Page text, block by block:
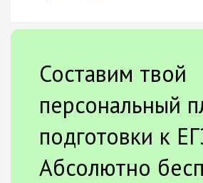
Составим твой
персональный
подготовки к
Абсолютно